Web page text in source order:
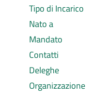
Tipo di Incarico
Nato a
Mandato
Contatti
Deleghe
Organizzazione